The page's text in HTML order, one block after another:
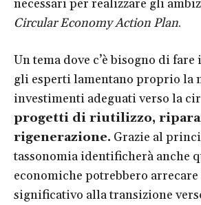
necessari per realizzare gli
Circular Economy Action Plan.
Un tema dove c’è bisogno di
gli esperti lamentano proprio la
investimenti adeguati verso la
progetti di riutilizzo,
rigenerazione. Grazie al
tassonomia identificherà anche
economiche potrebbero
significativo alla transizione